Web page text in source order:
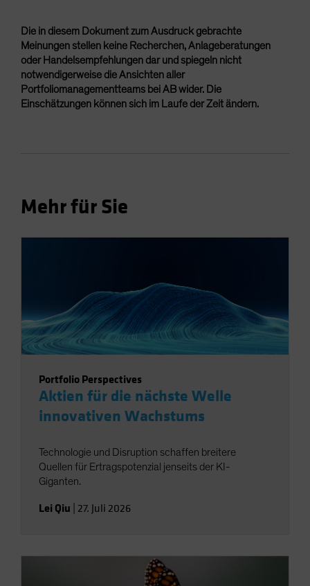
Die in diesem Dokument zum Ausdruck gebrachte
Meinungen stellen keine Recherchen, Anlageberatungen
oder Handelsempfehlungen dar und spiegeln nicht
notwendigerweise die Ansichten aller
Portfoliomanagementteams bei AB wider. Die
Einschätzungen können sich im Laufe der Zeit ändern.
Mehr für Sie
Portfolio Perspectives
Aktien für die nächste Welle
innovativen Wachstums
Technologie und Disruption schaffen breitere
Quellen für Ertragspotenzial jenseits der KI-
Giganten.
Lei Qiu 27. Juli 2026